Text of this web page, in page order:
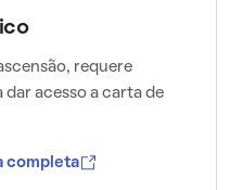
requere
dar acesso a carta de
completa